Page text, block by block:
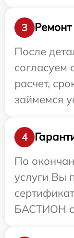
3
Ремонт
После
согласуем
расчет,
займемся
4
По
услуги Вы
БАСТИОН